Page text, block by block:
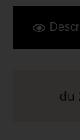
du